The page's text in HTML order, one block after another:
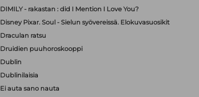
DIMILY - rakastan : did I Mention I Love You?
Disney Pixar. Soul - Sielun syövereissä. Elokuvasuosikit
Draculan ratsu
Druidien puuhoroskooppi
Dublin
Dublinilaisia
Ei auta sano nauta